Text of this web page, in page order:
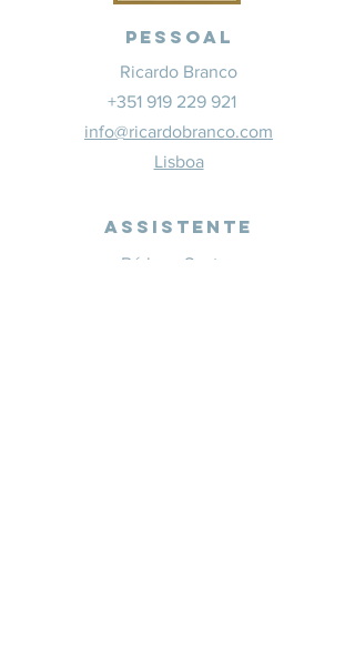
Pessoal
Ricardo Branco
+351 919 229 921
info@ricardobranco.com
Lisboa
Assistente
Bárbara Santos